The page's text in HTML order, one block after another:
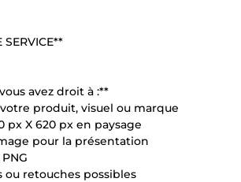
SERVICE**
vous avez droit à :**
produit, visuel ou marque
px X 620 px en paysage
pour la présentation
ou retouches possibles